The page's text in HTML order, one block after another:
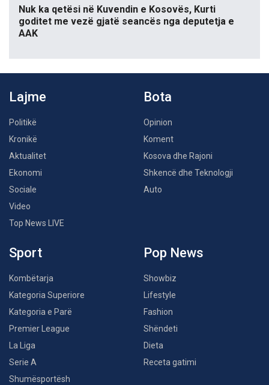
Nuk ka qetësi në Kuvendin e Kosovës, Kurti
goditet me vezë gjatë seancës nga deputetja e
AAK
Lajme
Politikë
Kronikë
Aktualitet
Ekonomi
Sociale
Video
Top News LIVE
Bota
Opinion
Koment
Kosova dhe Rajoni
Shkencë dhe Teknologji
Auto
Sport
Kombëtarja
Kategoria Superiore
Kategoria e Parë
Premier League
La Liga
Serie A
Shumësportësh
Pop News
Showbiz
Lifestyle
Fashion
Shëndeti
Dieta
Receta gatimi